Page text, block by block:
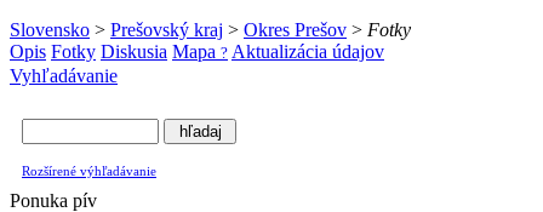
Slovensko > Prešovský kraj > Okres Prešov > Fotky
Opis Fotky Diskusia Mapa ? Aktualizácia údajov
Vyhľadávanie
Rozšírené výhľadávanie
Ponuka pív